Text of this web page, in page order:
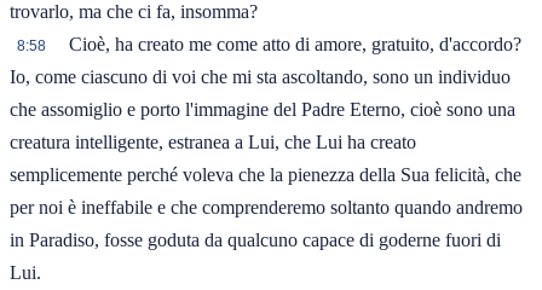
trovarlo, ma che ci fa, insomma?
8:58
Cioè, ha creato me come atto di amore, gratuito, d'accordo?
Io, come ciascuno di voi che mi sta ascoltando, sono un individuo
che assomiglio e porto l'immagine del Padre Eterno, cioè sono una
creatura intelligente, estranea a Lui, che Lui ha creato
semplicemente perché voleva che la pienezza della Sua felicità, che
per noi è ineffabile e che comprenderemo soltanto quando andremo
in Paradiso, fosse goduta da qualcuno capace di goderne fuori di
Lui.